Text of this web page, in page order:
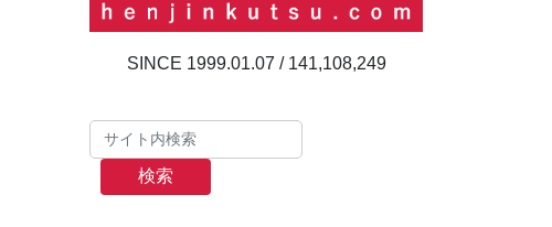
141,108,249
検索